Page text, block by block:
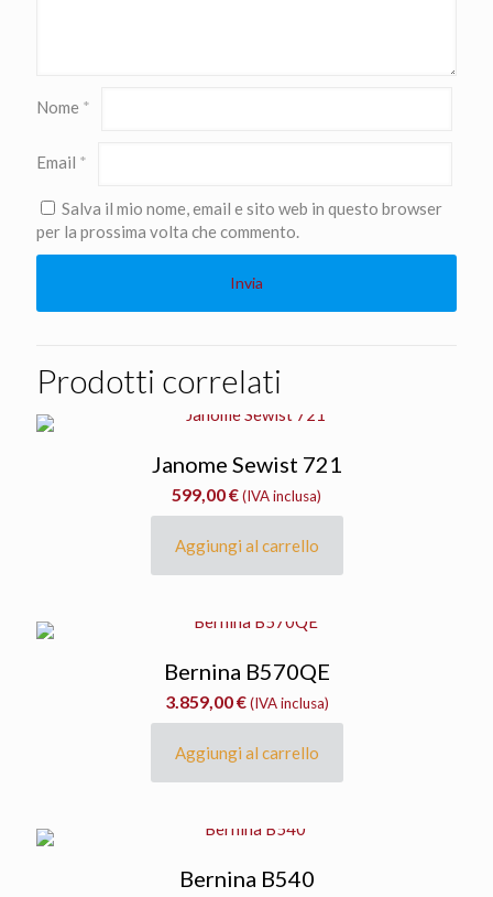
Nome *
Email *
Salva il mio nome, email e sito web in questo browser
per la prossima volta che commento.
Prodotti correlati
Janome Sewist 721
599,00€(IVA inclusa)
Aggiungi al carrello
Bernina B570QE
3.859,00€ (IVA inclusa)
Aggiungi al carrello
Bernina B540